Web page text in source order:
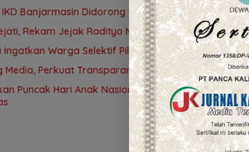
Banjarmasin Didorong Tuntas 90 Persen dalam
Rekam Jejak Radityo Mengawal Restorative
Warga Selektif Pilih Travel Umrah
Media, Perkuat Transparansi
Puncak Hari Anak Nasional ke-42 di